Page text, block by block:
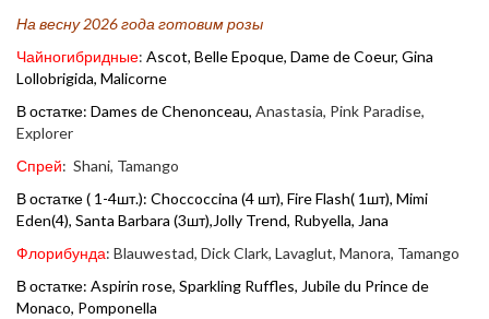
На весну 2026 года готовим розы
Чайногибридные: Ascot, Belle Epoque, Dame de Coeur, Gina
Lollobrigida, Malicorne
В остатке: Dames de Chenonceau, Anastasia, Pink Paradise,
Explorer
Спрей: Shani, Tamango
В остатке ( 1-4шт.): Choccoccina (4 шт), Fire Flash( 1шт), Mimi
Eden(4), Santa Barbara (3шт),Jolly Trend, Rubyella, Jana
Флорибунда: Blauwestad, Dick Clark, Lavaglut, Manora, Tamango
В остатке: Aspirin rose, Sparkling Ruffles, Jubile du Prince de
Monaco, Pomponella